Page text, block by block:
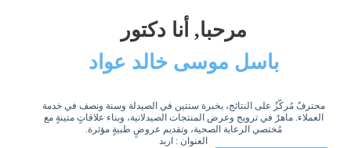
مرحبا, أنا دكتور
باسل موسى خالد عواد
محترفٌ مُركّزٌ على النتائج، بخبرة سنتين في الصيدلة وسنة ونصف في خدمة
العملاء. ماهرٌ في ترويج وعرض المنتجات الصيدلانية، وبناء علاقاتٍ متينةٍ مع
مُختصي الرعاية الصحية، وتقديم عروضٍ طبيةٍ مؤثرة.
العنوان : اربد